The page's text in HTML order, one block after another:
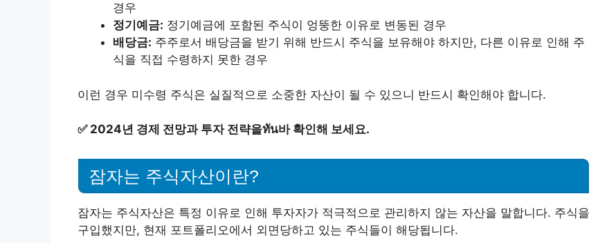
경우
정기예금: 정기예금에 포함된 주식이 엉뚱한 이유로 변동된 경우
배당금: 주주로서 배당금을 받기 위해 반드시 주식을 보유해야 하지만, 다른 이유로 인해 주
식을 직접 수령하지 못한 경우
이런 경우 미수령 주식은 실질적으로 소중한 자산이 될 수 있으니 반드시 확인해야 합니다.
✅ 2024년 경제 전망과 투자 전략을ทัน바 확인해 보세요.
잠자는 주식자산이란?
잠자는 주식자산은 특정 이유로 인해 투자자가 적극적으로 관리하지 않는 자산을 말합니다. 주식을
구입했지만, 현재 포트폴리오에서 외면당하고 있는 주식들이 해당됩니다.